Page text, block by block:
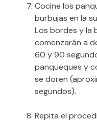
Cocine los
burbujas en la
Los bordes y la
comenzarán a
60 y 90
panqueques y
se doren
segundos).
Repita el